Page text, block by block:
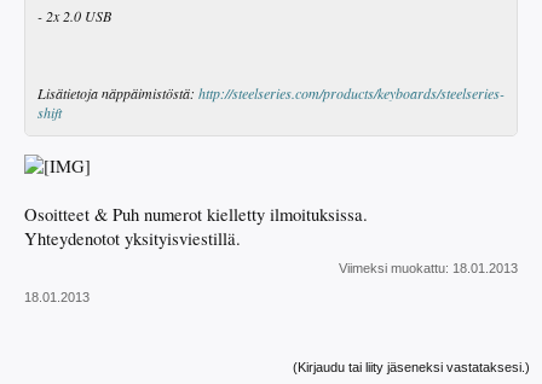
- 2x 2.0 USB
Lisätietoja näppäimistöstä: http://steelseries.com/products/keyboards/steelseries-
shift
Osoitteet & Puh numerot kielletty ilmoituksissa.
Yhteydenotot yksityisviestillä.
Viimeksi muokattu: 18.01.2013
18.01.2013
(Kirjaudu tai liity jäseneksi vastataksesi.)